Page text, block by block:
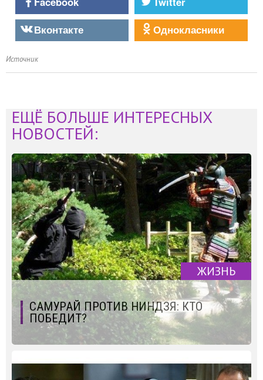
Вконтакте
Однокласники
Источник
ЕЩЁ БОЛЬШЕ ИНТЕРЕСНЫХ
НОВОСТЕЙ:
ЖИЗНЬ
САМУРАЙ ПРОТИВ НИНДЗЯ: КТО
ПОБЕДИТ?